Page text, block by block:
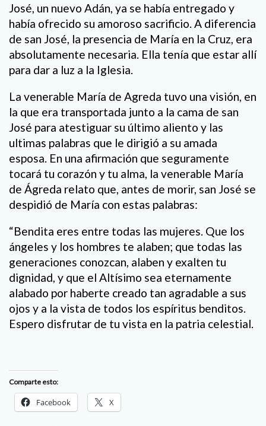
José, un nuevo Adán, ya se había entregado y
había ofrecido su amoroso sacrificio. A diferencia
de san José, la presencia de María en la Cruz, era
absolutamente necesaria. Ella tenía que estar allí
para dar a luz a la Iglesia.
La venerable María de Agreda tuvo una visión, en
la que era transportada junto a la cama de san
José para atestiguar su último aliento y las
ultimas palabras que le dirigió a su amada
esposa. En una afirmación que seguramente
tocará tu corazón y tu alma, la venerable María
de Ágreda relato que, antes de morir, san José se
despidió de María con estas palabras:
“Bendita eres entre todas las mujeres. Que los
ángeles y los hombres te alaben; que todas las
generaciones conozcan, alaben y exalten tu
dignidad, y que el Altísimo sea eternamente
alabado por haberte creado tan agradable a sus
ojos y a la vista de todos los espíritus benditos.
Espero disfrutar de tu vista en la patria celestial.
Comparte esto:
Facebook X